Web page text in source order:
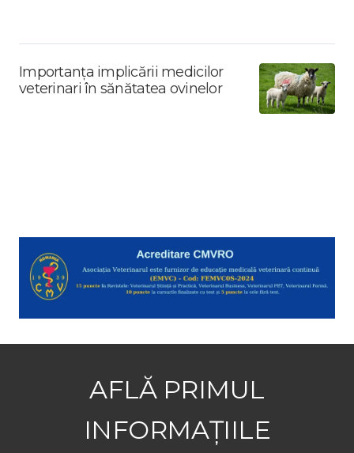
Importanța implicării medicilor
veterinari în sănătatea ovinelor
AFLĂ PRIMUL
INFORMAȚIILE